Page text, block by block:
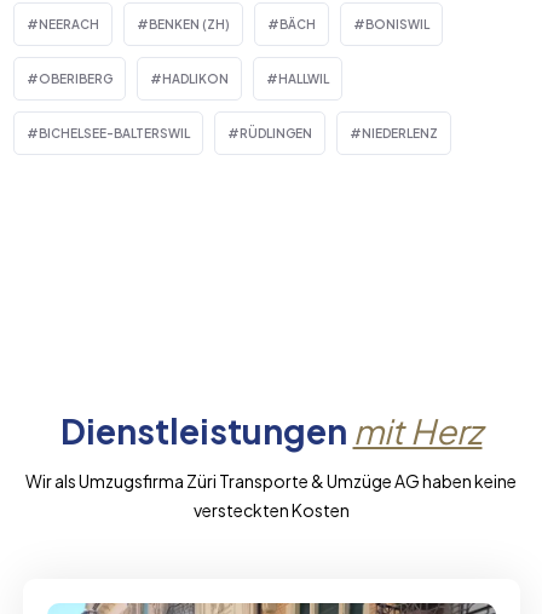
NEERACH BENKEN (ZH) BÄCH BONISWIL
OBERIBERG HADLIKON HALLWIL
BICHELSEE-BALTERSWIL RÜDLINGEN NIEDERLENZ
Dienstleistungen mit Herz
Wir als Umzugsfirma Züri Transporte & Umzüge AG haben keine
versteckten Kosten